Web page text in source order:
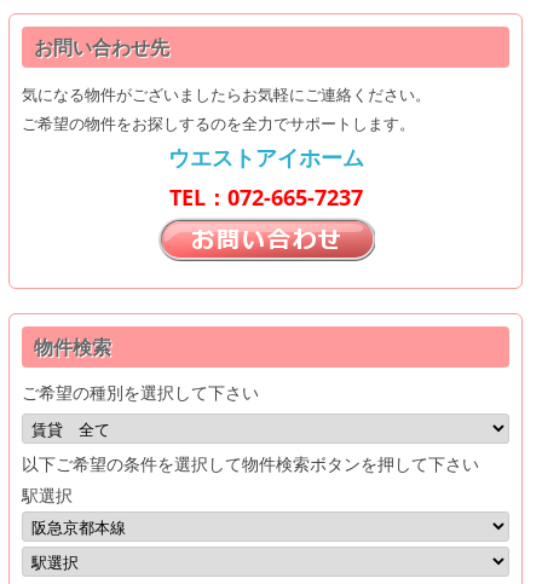
お問い合わせ先
気になる物件がございましたらお気軽にご連絡ください。
ご希望の物件をお探しするのを全力でサポートします。
ウエストアイホーム
TEL：072-665-7237
物件検索
ご希望の種別を選択して下さい
以下ご希望の条件を選択して物件検索ボタンを押して下さい
駅選択